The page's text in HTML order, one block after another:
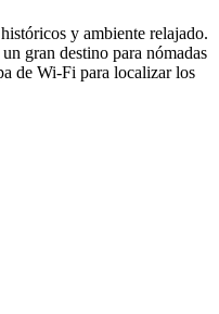
y ambiente relajado.
gran destino para nómadas
de Wi-Fi para localizar los